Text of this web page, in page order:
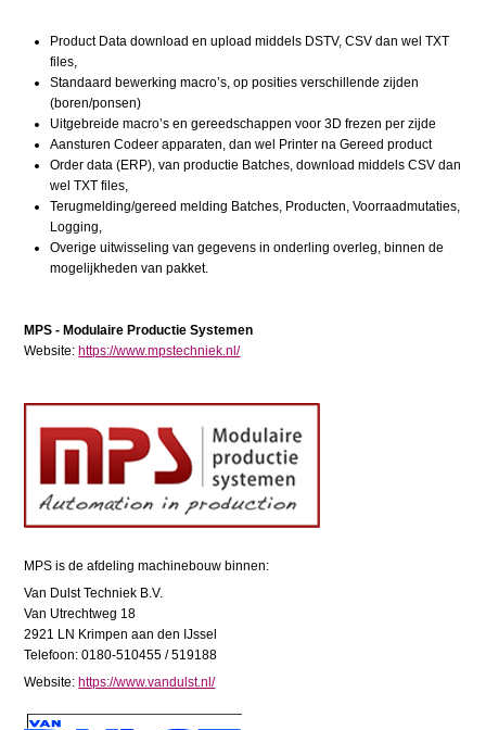
Product Data download en upload middels DSTV, CSV dan wel TXT
files,
Standaard bewerking macro’s, op posities verschillende zijden
(boren/ponsen)
Uitgebreide macro’s en gereedschappen voor 3D frezen per zijde
Aansturen Codeer apparaten, dan wel Printer na Gereed product
Order data (ERP), van productie Batches, download middels CSV dan
wel TXT files,
Terugmelding/gereed melding Batches, Producten, Voorraadmutaties,
Logging,
Overige uitwisseling van gegevens in onderling overleg, binnen de
mogelijkheden van pakket.
MPS - Modulaire Productie Systemen
Website: https://www.mpstechniek.nl/
MPS is de afdeling machinebouw binnen:
Van Dulst Techniek B.V.
Van Utrechtweg 18
2921 LN Krimpen aan den IJssel
Telefoon: 0180-510455 / 519188
Website: https://www.vandulst.nl/